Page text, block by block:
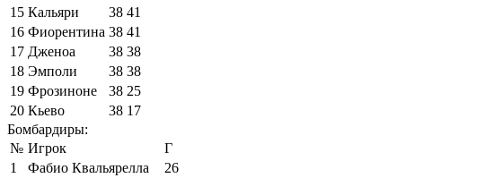
15 Кальяри 38 41
16 Фиорентина 38 41
17 Дженоа 38 38
18 Эмполи 38 38
19 Фрозиноне 38 25
20 Кьево 38 17
Бомбардиры:
№ Игрок
Г
1
Фабио Квальярелла
26